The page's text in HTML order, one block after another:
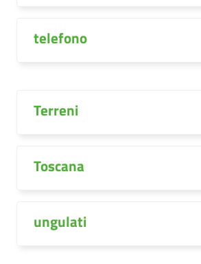
telefono
Terreni
Toscana
ungulati